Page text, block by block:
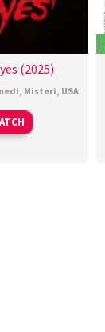
(2025)
, Misteri, USA
06
Feb
Josh
Ruben